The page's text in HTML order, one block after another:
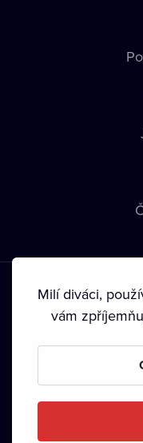
Podmínky používání •
•
Milí diváci,
vám